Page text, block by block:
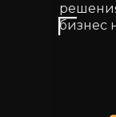
бизнес